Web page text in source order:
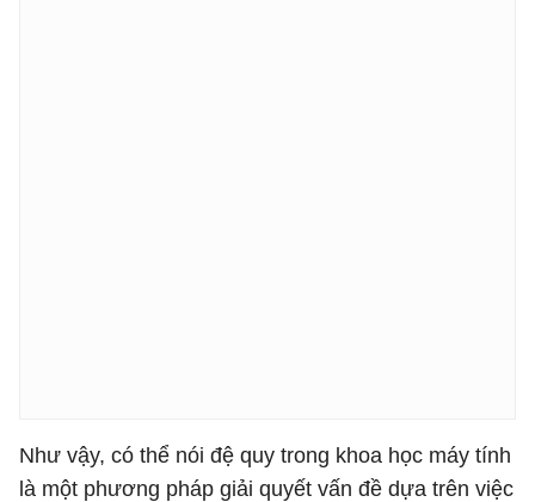
Như vậy, có thể nói đệ quy trong khoa học máy tính
là một phương pháp giải quyết vấn đề dựa trên việc